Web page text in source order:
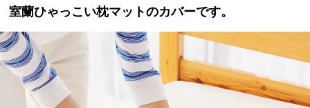
ュ室蘭ひゃっこい枕マットのカバーです。